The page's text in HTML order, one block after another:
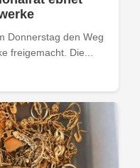
Donnerstag den Weg
freigemacht. Die...